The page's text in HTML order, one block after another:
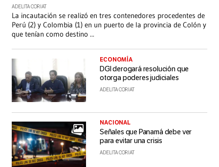
ADELITA CORIAT
La incautación se realizó en tres contenedores procedentes de
Perú (2) y Colombia (1) en un puerto de la provincia de Colón y
que tenían como destino ...
ECONOMÍA
DGI derogará resolución que
otorga poderes judiciales
ADELITA CORIAT
NACIONAL
Señales que Panamá debe ver
para evitar una crisis
ADELITA CORIAT